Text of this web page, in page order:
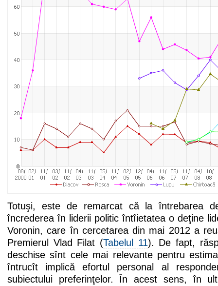
Totuşi, este de remarcat că la întrebarea
încrederea în liderii politic întîietatea o deţine
Voronin, care în cercetarea din mai 2012 a
Premierul Vlad Filat (Tabelul 11). De fapt,
deschise sînt cele mai relevante pentru
întrucît implică efortul personal al
subiectului preferinţelor. În acest sens, în